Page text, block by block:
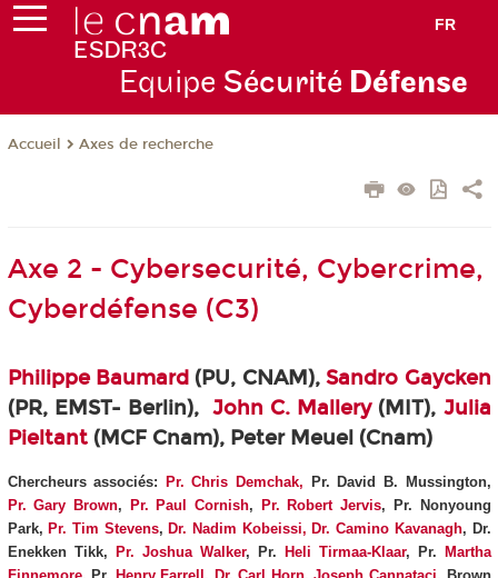
FR
Equipe Sécurité Défense
Accueil Axes de recherche
Axe 2 - Cybersecurité, Cybercrime,
Cyberdéfense (C3)
Philippe Baumard (PU, CNAM),Sandro Gaycken
(PR, EMST- Berlin), John C. Mallery(MIT), Julia
Pieltant(MCF Cnam), Peter Meuel (Cnam)
Chercheurs associés: Pr.Chris Demchak, Pr. David B. Mussington,
Pr. Gary Brown, Pr. Paul Cornish, Pr. Robert Jervis, Pr. Nonyoung
Park, Pr. Tim Stevens, Dr. Nadim Kobeissi, Dr. Camino Kavanagh, Dr.
Enekken Tikk,
Pr. Joshua Walker, Pr. Heli Tirmaa-Klaar, Pr.
Martha